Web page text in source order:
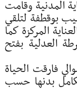
المدنية وقامت
بوقطفة لتلقي
المركزة كما
العدلية بفتح
فارقت الحياة
بدنها حسب